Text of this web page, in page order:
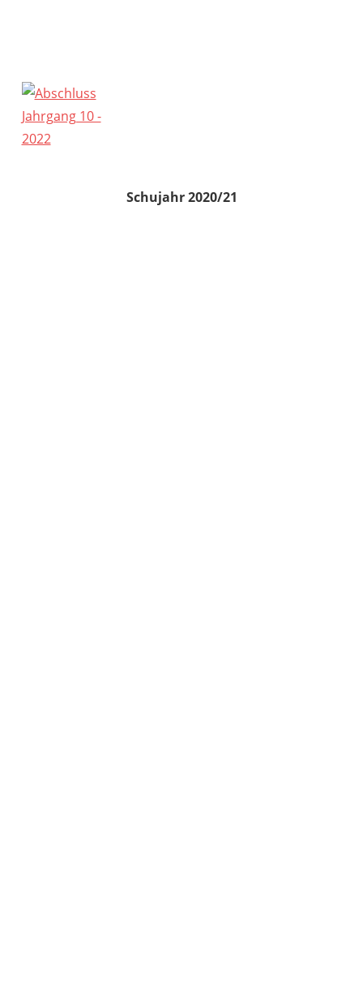
Schujahr 2020/21